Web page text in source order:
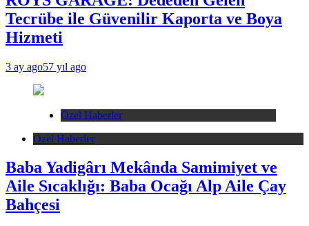
Tecrübe ile Güvenilir Kaporta ve Boya
Hizmeti
3 ay ago57 yıl ago
Özel Haberler
Özel Haberler
Baba Yadigârı Mekânda Samimiyet ve
Aile Sıcaklığı: Baba Ocağı Alp Aile Çay
Bahçesi